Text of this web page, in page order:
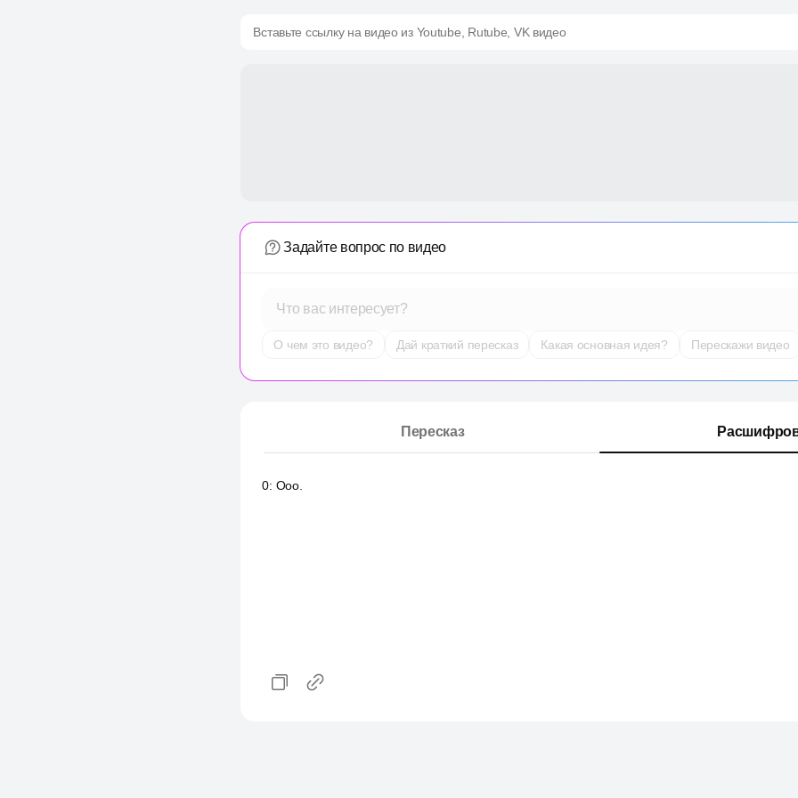
Вставьте ссылку на видео из Youtube, Rutube, VK видео
Задайте вопрос по видео
Что вас интересует?
О чем это видео? Дай краткий пересказ Какая основная идея? Перескажи видео
Пересказ
0: Ооо.